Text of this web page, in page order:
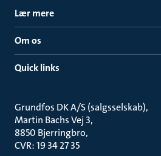
Lær mere
Om os
Quick links
Grundfos DK A/S (salgsselskab)
Martin Bachs Vej 3
8850 Bjerringbro
CVR: 19 34 27 35